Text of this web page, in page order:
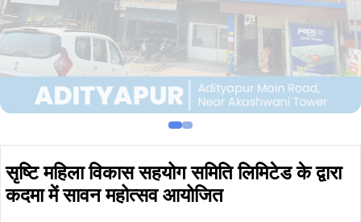
सृष्टि महिला विकास सहयोग समिति लिमिटेड के द्वारा
कदमा में सावन महोत्सव आयोजित